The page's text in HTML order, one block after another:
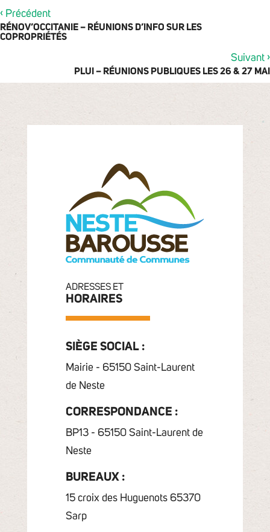
‹ Précédent
RÉNOV’OCCITANIE – RÉUNIONS D’INFO SUR LES
COPROPRIÉTÉS
Suivant ›
PLUI – RÉUNIONS PUBLIQUES LES 26 & 27 MAI
ADRESSES ET
HORAIRES
SIÈGE SOCIAL :
Mairie - 65150 Saint-Laurent
de Neste
CORRESPONDANCE :
BP13 - 65150 Saint-Laurent de
Neste
BUREAUX :
15 croix des Huguenots 65370
Sarp